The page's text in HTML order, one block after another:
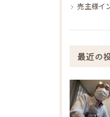
売主様イ
最近の